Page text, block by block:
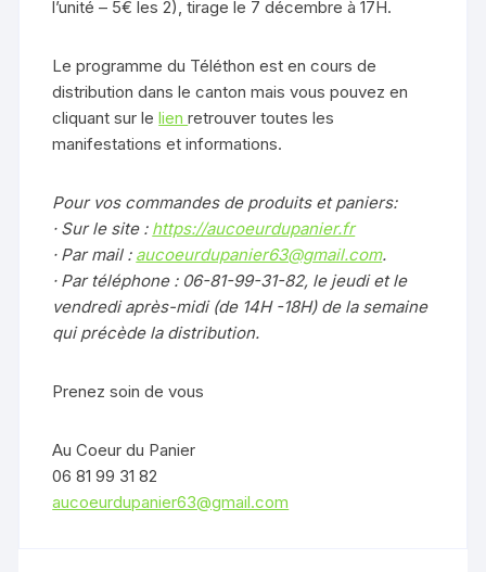
l’unité – 5€ les 2), tirage le 7 décembre à 17H.
Le programme du Téléthon est en cours de
distribution dans le canton mais vous pouvez en
cliquant sur lelienretrouver toutes les
manifestations et informations.
Pour vos commandes de produits et paniers:
· Sur le site : https://aucoeurdupanier.fr
· Par mail : aucoeurdupanier63@gmail.com.
· Par téléphone : 06-81-99-31-82, le jeudi et le
vendredi après-midi (de 14H -18H) de la semaine
qui précède la distribution.
Prenez soin de vous
Au Coeur du Panier
06 81 99 31 82
aucoeurdupanier63@gmail.com